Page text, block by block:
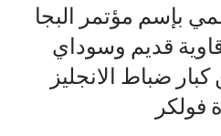
بإسم مؤتمر البجا
قديم وسوداي
قتلت 4 من كبار ضباط الانجليز
فولكر